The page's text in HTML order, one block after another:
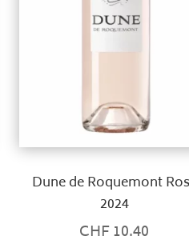
Dune de Roquemont
2024
CHF10.40